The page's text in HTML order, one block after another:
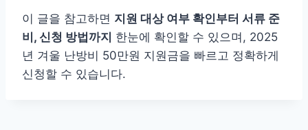
이 글을 참고하면 지원 대상 여부 확인부터 서류 준
비, 신청 방법까지 한눈에 확인할 수 있으며, 2025
년 겨울 난방비 50만원 지원금을 빠르고 정확하게
신청할 수 있습니다.